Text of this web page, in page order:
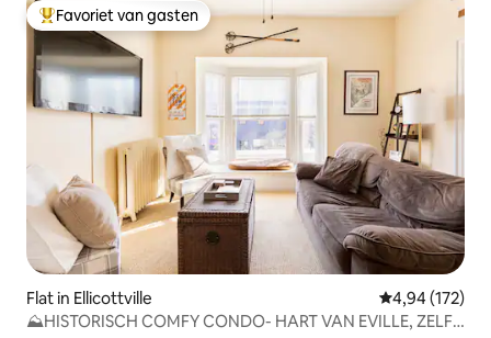
Topfavoriet van gasten
Favoriet van gasten
Flat in Ellicottville Gemiddelde
4,94 (172)
⛰HISTORISCH COMFY CONDO- HART VAN EVILLE, ZELF